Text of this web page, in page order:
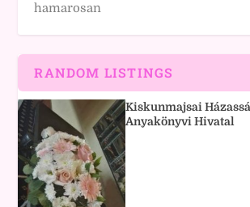
hamarosan
RANDOM LISTINGS
Kiskunmajsai
Anyakönyvi Hivatal